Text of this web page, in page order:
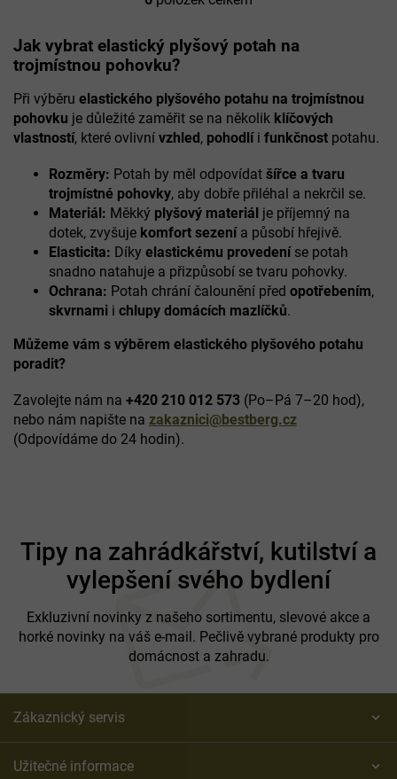
O
l
á
a
c
í
p
v
k
y
v
ý
p
i
s
u
Jak vybrat elastický plyšový potah na
trojmístnou pohovku?
Při výběru elastického plyšového potahu na trojmístnou
pohovku je důležité zaměřit se na několik klíčových
vlastností, které ovlivní vzhled, pohodlíi funkčnost potahu.
Rozměry: Potah by měl odpovídat šířce a tvaru
trojmístné pohovky, aby dobře přiléhal a nekrčil se.
Materiál: Měkký plyšový materiál je příjemný na
dotek, zvyšuje komfort sezenía působí hřejivě.
Elasticita: Díky elastickému provedeníse potah
snadno natahuje a přizpůsobí se tvaru pohovky.
Ochrana: Potah chrání čalounění před opotřebením,
skvrnami i chlupy domácích mazlíčků.
Můžeme vám s výběrem elastického plyšového potahu
poradit?
Zavolejte nám na +420 210 012 573 (Po–Pá 7–20 hod),
nebo nám napište na zakaznici@bestberg.cz
(Odpovídáme do 24 hodin).
Tipy na zahrádkářství, kutilství a
vylepšení svého bydlení
Exkluzivní novinky z našeho sortimentu, slevové akce a
horké novinky na váš e-mail. Pečlivě vybrané produkty pro
domácnost a zahradu.
Zákaznický servis
Užitečné informace